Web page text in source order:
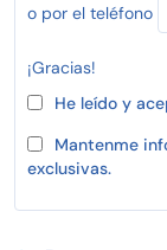
o por el teléfono
¡Gracias!
He leído y
Mantenme
exclusivas.